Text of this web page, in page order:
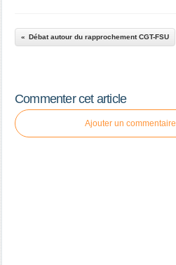
Débat autour du rapprochement CGT-FSU
Commenter cet article
Ajouter un commentaire